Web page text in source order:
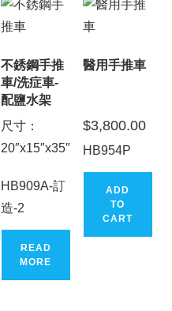
不銹鋼手推
車/洗症車-
配鹽水架
尺寸：
20″x15″x35″
HB909A-訂
造-2
READ
MORE
醫用手推車
$3,800.00
HB954P
ADD
TO
CART